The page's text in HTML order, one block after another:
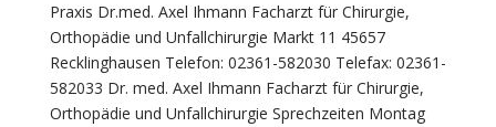
Praxis Dr.med. Axel Ihmann Facharzt für Chirurgie,
Orthopädie und Unfallchirurgie Markt 11 45657
Recklinghausen Telefon: 02361-582030 Telefax: 02361-
582033 Dr. med. Axel Ihmann Facharzt für Chirurgie,
Orthopädie und Unfallchirurgie Sprechzeiten Montag